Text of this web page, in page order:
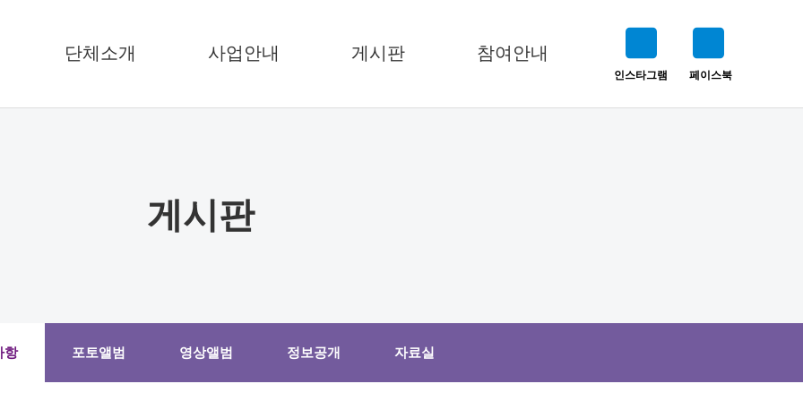
단체소개 사업안내 게시판 참여안내
인스타그램 페이스북
게시판
항 포토앨범 영상앨범 정보공개 자료실